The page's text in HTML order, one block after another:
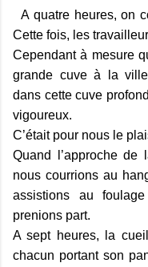
A quatre heures, on
Cette fois, les
Cependant à mesure
grande cuve à la
dans cette cuve
vigoureux.
C’était pour nous le
Quand l’approche
nous courrions au
assistions au
prenions part.
A sept heures, la
chacun portant son